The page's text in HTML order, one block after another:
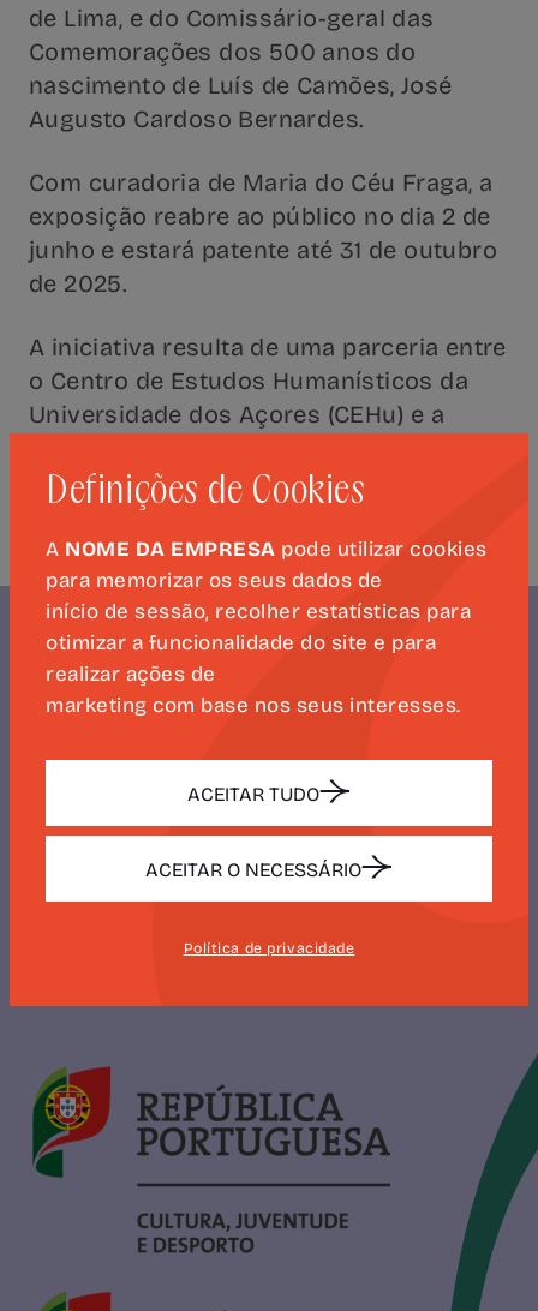
de Lima, e do Comissário-geral das
Comemorações dos 500 anos do
nascimento de Luís de Camões, José
Augusto Cardoso Bernardes.
Com curadoria de Maria do Céu Fraga, a
exposição reabre ao público no dia 2 de
junho e estará patente até 31 de outubro
de 2025.
A iniciativa resulta de uma parceria entre
o Centro de Estudos Humanísticos da
Universidade dos Açores (CEHu) e a
Ponta Delgada.
NEWSLETTER
Definições de Cookies
A NOME DA EMPRESA pode utilizar cookies
para memorizar os seus dados de
início de sessão, recolher estatísticas para
otimizar a funcionalidade do site e para
realizar ações de
marketing com base nos seus interesses.
ACEITAR TUDO
ACEITAR O NECESSÁRIO
Política de privacidade